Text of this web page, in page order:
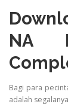
NA
Bagi para
adalah